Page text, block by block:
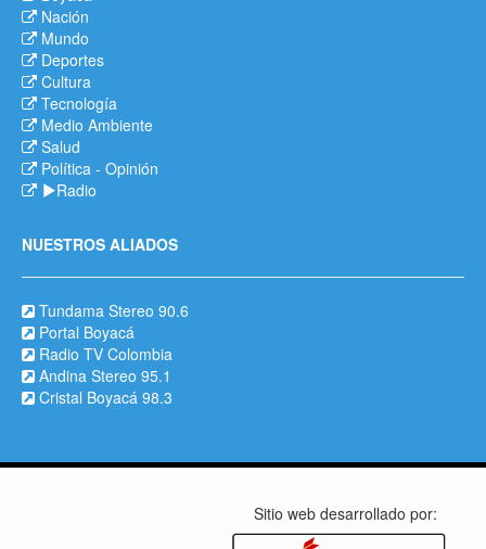
Nación
Mundo
Deportes
Cultura
Tecnología
Medio Ambiente
Salud
Política - Opinión
Radio
NUESTROS ALIADOS
Tundama Stereo 90.6
Portal Boyacá
Radio TV Colombia
Andina Stereo 95.1
Cristal Boyacá 98.3
Sitio web desarrollado por: